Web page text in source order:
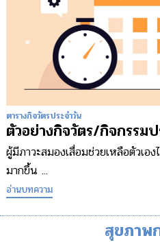
ตารางกิจวัตรประจำวัน
ตัวอย่างกิจวัตร/กิจกรรม
ผู้มีภาวะสมองเสื่อมช่วยเหลือตัวเอ
มากขึ้น ...
อ่านบทความ
สุขภาพ